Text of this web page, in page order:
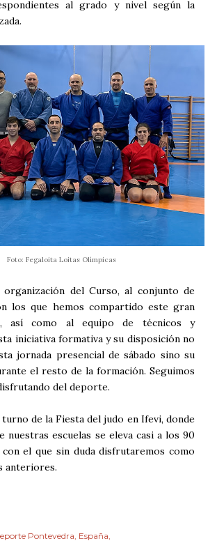
al grado y nivel según la
Foto: Fegaloita Loitas Olímpicas
organización del Curso, al conjunto de
los que hemos compartido este gran
así como al equipo de técnicos y
iniciativa formativa y su disposición no
jornada presencial de sábado sino su
el resto de la formación. Seguimos
del deporte.
turno de la Fiesta del judo en Ifevi, donde
nuestras escuelas se eleva casi a los 90
el que sin duda disfrutaremos como
anteriores.
Pontevedra España